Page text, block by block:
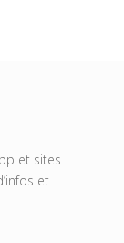
et sites
et